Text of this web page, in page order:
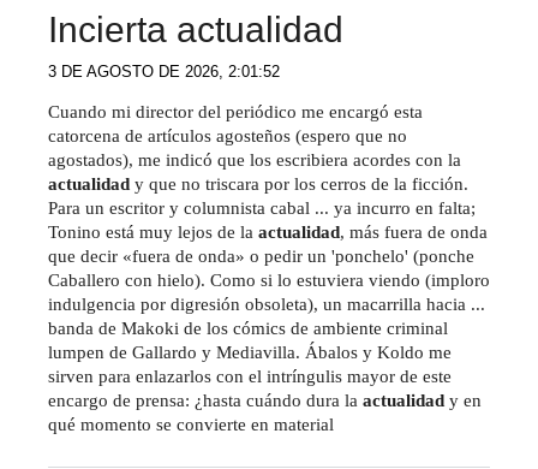
Incierta actualidad
3 DE AGOSTO DE 2026, 2:01:52
Cuando mi director del periódico me encargó esta
catorcena de artículos agosteños (espero que no
agostados), me indicó que los escribiera acordes con la
actualidad y que no triscara por los cerros de la ficción.
Para un escritor y columnista cabal ... ya incurro en falta;
Tonino está muy lejos de la actualidad, más fuera de onda
que decir «fuera de onda» o pedir un 'ponchelo' (ponche
Caballero con hielo). Como si lo estuviera viendo (imploro
indulgencia por digresión obsoleta), un macarrilla hacia ...
banda de Makoki de los cómics de ambiente criminal
lumpen de Gallardo y Mediavilla. Ábalos y Koldo me
sirven para enlazarlos con el intríngulis mayor de este
encargo de prensa: ¿hasta cuándo dura la actualidad y en
qué momento se convierte en material